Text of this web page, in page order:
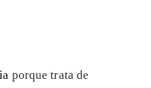
porque trata de